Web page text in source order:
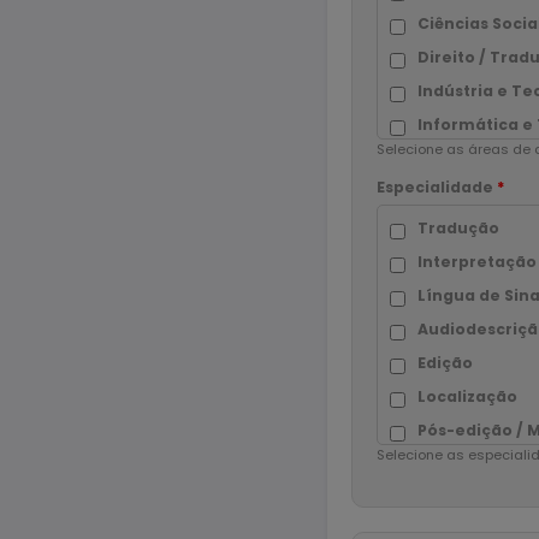
Ciências
Direito /
Indústria e
Informática e
Interpretação
Interpretação
Interpretação
Interpretação
Interpretação
Jornalismo
Marketing
Língua de
Língua de
Selecione as áreas de
Especialidade *
Tradução
Interpretação
Língua de
Edição
Localização
Pós-edição /
Revisão
Selecione as